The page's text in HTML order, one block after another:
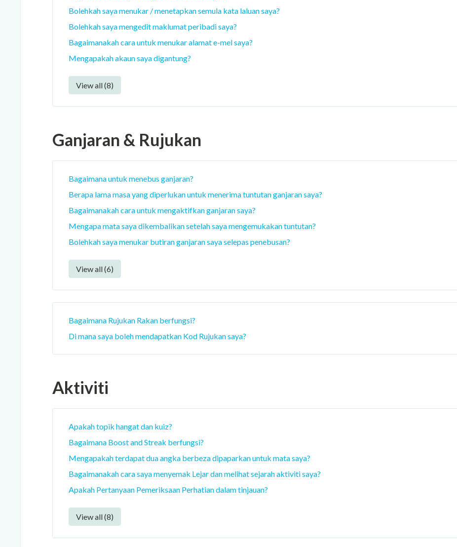
Bolehkah saya menukar / menetapkan semula kata laluan saya?
Bolehkah saya mengedit maklumat peribadi saya?
Bagaimanakah cara untuk menukar alamat e-mel saya?
Mengapakah akaun saya digantung?
View all (8)
Ganjaran & Rujukan
Bagaimana untuk menebus ganjaran?
Berapa lama masa yang diperlukan untuk menerima tuntutan ganjaran saya?
Bagaimanakah cara untuk mengaktifkan ganjaran saya?
Mengapa mata saya dikembalikan setelah saya mengemukakan tuntutan?
Bolehkah saya menukar butiran ganjaran saya selepas penebusan?
View all (6)
Bagaimana Rujukan Rakan berfungsi?
Di mana saya boleh mendapatkan Kod Rujukan saya?
Aktiviti
Apakah topik hangat dan kuiz?
Bagaimana Boost and Streak berfungsi?
Mengapakah terdapat dua angka berbeza dipaparkan untuk mata saya?
Bagaimanakah cara saya menyemak Lejar dan melihat sejarah aktiviti saya?
Apakah Pertanyaan Pemeriksaan Perhatian dalam tinjauan?
View all (8)